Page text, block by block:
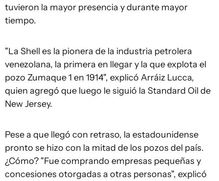
tuvieron la mayor presencia y durante mayor
tiempo.
"La Shell es la pionera de la industria petrolera
venezolana, la primera en llegar y la que explota el
pozo Zumaque 1 en 1914", explicó Arráiz Lucca,
quien agregó que luego le siguió la Standard Oil de
New Jersey.
Pese a que llegó con retraso, la estadounidense
pronto se hizo con la mitad de los pozos del país.
¿Cómo? "Fue comprando empresas pequeñas y
concesiones otorgadas a otras personas", explicó